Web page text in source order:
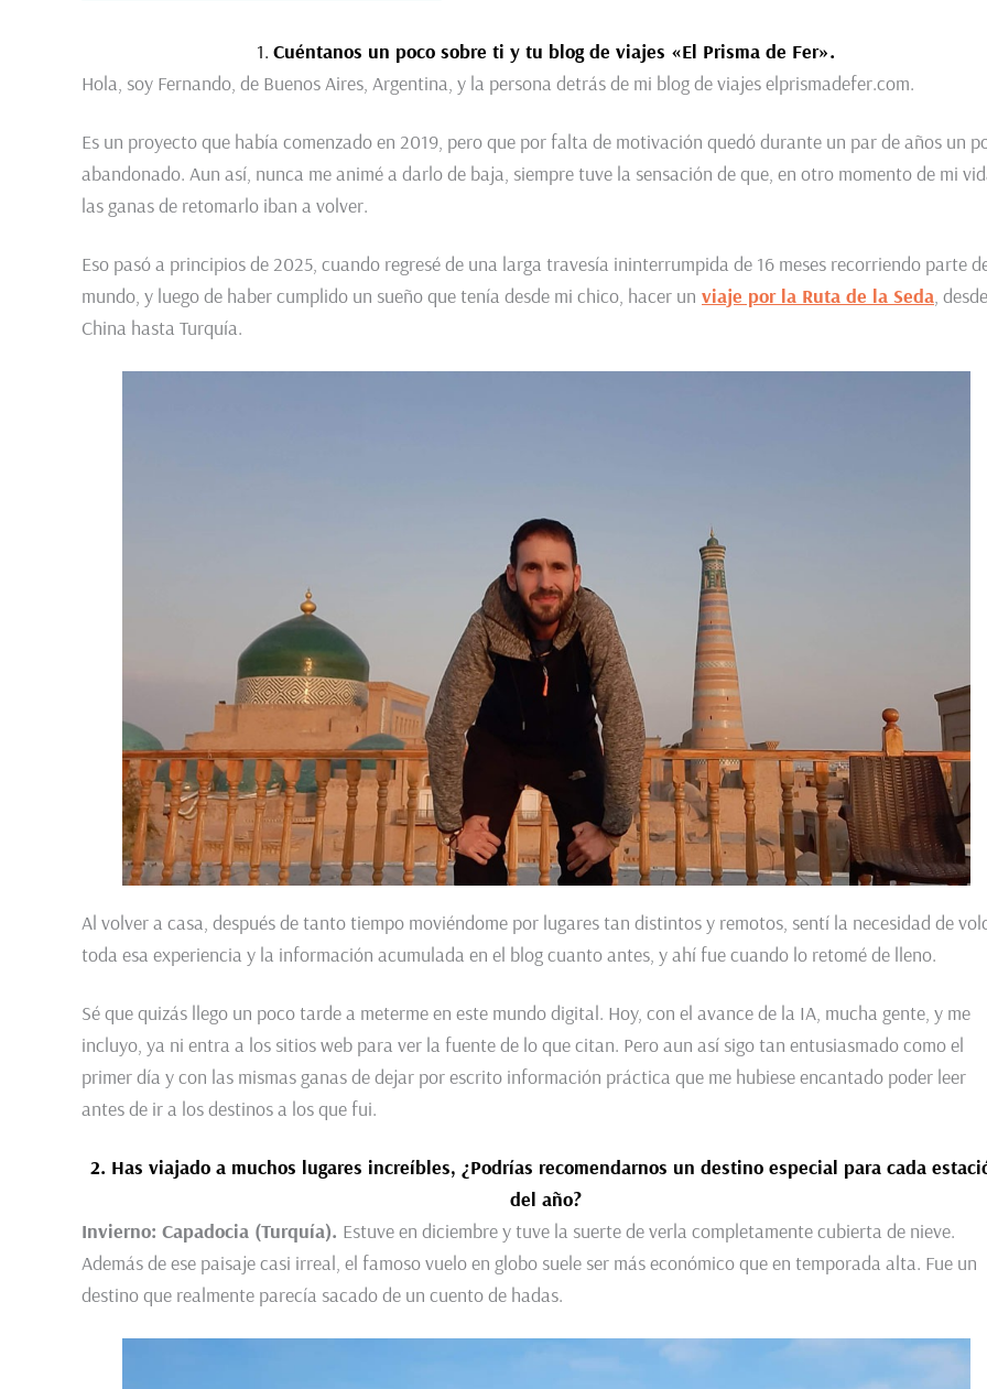
1.Cuéntanos un poco sobre ti y tu blog de viajes «El Prisma de Fer».
Hola, soy Fernando, de Buenos Aires, Argentina, y la persona detrás de mi blog de viajes elprismadefer.com.
Es un proyecto que había comenzado en 2019, pero que por falta de motivación quedó durante un par de años un
abandonado. Aun así, nunca me animé a darlo de baja, siempre tuve la sensación de que, en otro momento de mi
las ganas de retomarlo iban a volver.
Eso pasó a principios de 2025, cuando regresé de una larga travesía ininterrumpida de 16 meses recorriendo parte
mundo, y luego de haber cumplido un sueño que tenía desde mi chico, hacer un viaje por la Ruta de la Seda, desde
China hasta Turquía.
Al volver a casa, después de tanto tiempo moviéndome por lugares tan distintos y remotos, sentí la necesidad de
toda esa experiencia y la información acumulada en el blog cuanto antes, y ahí fue cuando lo retomé de lleno.
Sé que quizás llego un poco tarde a meterme en este mundo digital. Hoy, con el avance de la IA, mucha gente, y me
incluyo, ya ni entra a los sitios web para ver la fuente de lo que citan. Pero aun así sigo tan entusiasmado como el
primer día y con las mismas ganas de dejar por escrito información práctica que me hubiese encantado poder leer
antes de ir a los destinos a los que fui.
2. Has viajado a muchos lugares increíbles, ¿Podrías recomendarnos un destino especial para cada
del año?
Invierno: Capadocia (Turquía). Estuve en diciembre y tuve la suerte de verla completamente cubierta de nieve.
Además de ese paisaje casi irreal, el famoso vuelo en globo suele ser más económico que en temporada alta. Fue un
destino que realmente parecía sacado de un cuento de hadas.